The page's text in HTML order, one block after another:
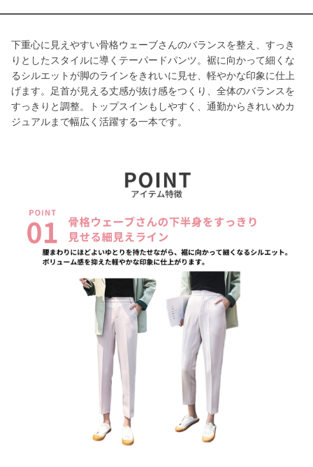
下重心に見えやすい骨格ウェーブさんのバランスを整え、すっき
りとしたスタイルに導くテーパードパンツ。裾に向かって細くな
るシルエットが脚のラインをきれいに見せ、軽やかな印象に仕上
げます。足首が見える丈感が抜け感をつくり、全体のバランスを
すっきりと調整。トップスインもしやすく、通勤からきれいめカ
ジュアルまで幅広く活躍する一本です。